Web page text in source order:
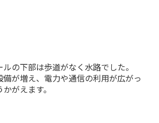
の下部は歩道がなく水路でした。
備が増え、電力や通信の利用が広がっ
がえます。